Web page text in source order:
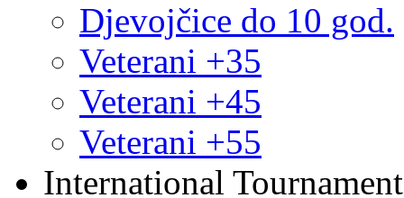
Djevojčice do 10 god.
Veterani +35
Veterani +45
Veterani +55
International